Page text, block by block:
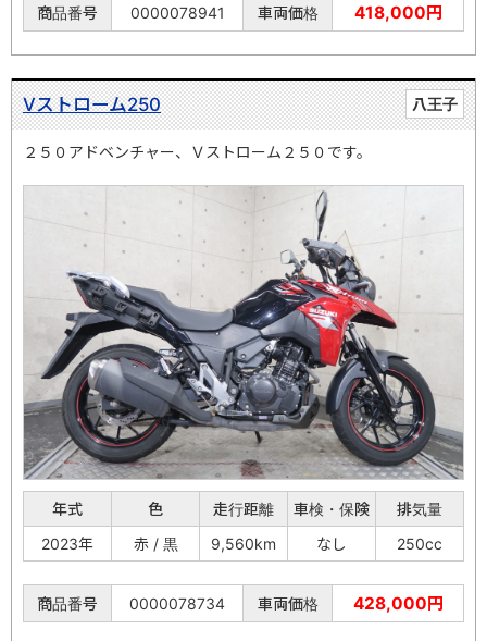
商品番号 0000078941 車両価格 418,000円
八王子
Vストローム250
２５０アドベンチャー、Ｖストローム２５０です。
年式 色 走行距離 車検・保険
排気量
2023年
赤 / 黒 9,560km なし 250cc
商品番号 0000078734 車両価格 428,000円